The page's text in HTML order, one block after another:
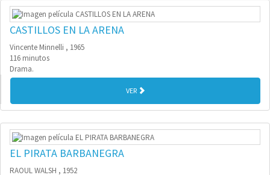
CASTILLOS EN LA ARENA
Vincente Minnelli , 1965
116 minutos
Drama.
VER
EL PIRATA BARBANEGRA
RAOUL WALSH , 1952